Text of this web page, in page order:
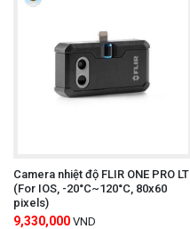
Camera nhiệt độ FLIR ONE PRO LT
(For IOS, -20°C~120°C, 80x60
pixels)
9,330,000 VND